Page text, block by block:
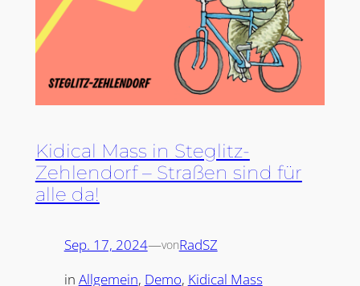
Kidical Mass in Steglitz-
Zehlendorf – Straßen sind für
alle da!
Sep. 17, 2024—vonRadSZ
in Allgemein, Demo, Kidical Mass